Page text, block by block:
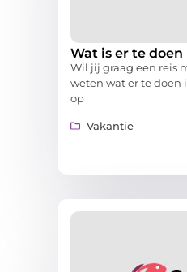
Wat is er te doen
Wil jij graag een reis
weten wat er te doen
op
Vakantie